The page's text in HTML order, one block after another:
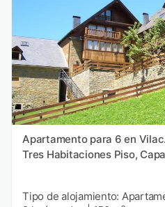
Apartamento para 6 en
Tres Habitaciones Piso,
Tipo de alojamiento: